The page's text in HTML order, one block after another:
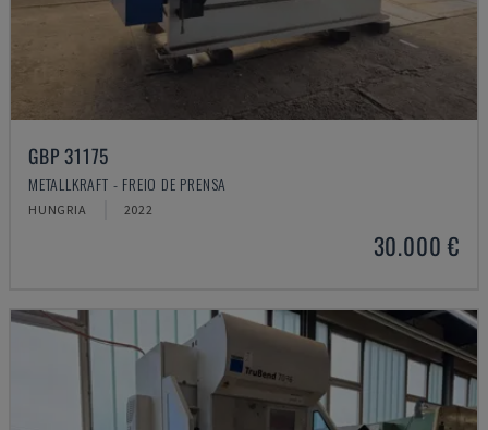
GBP 31175
METALLKRAFT - FREIO DE PRENSA
HUNGRIA 2022
30.000 €